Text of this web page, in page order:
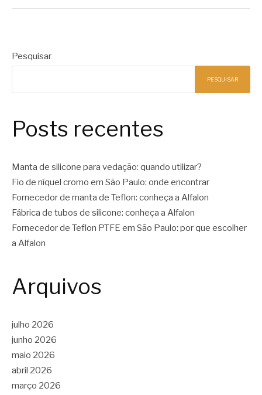
Pesquisar
PESQUISAR
Posts recentes
Manta de silicone para vedação: quando utilizar?
Fio de níquel cromo em São Paulo: onde encontrar
Fornecedor de manta de Teflon: conheça a Alfalon
Fábrica de tubos de silicone: conheça a Alfalon
Fornecedor de Teflon PTFE em São Paulo: por que escolher
a Alfalon
Arquivos
julho 2026
junho 2026
maio 2026
abril 2026
março 2026